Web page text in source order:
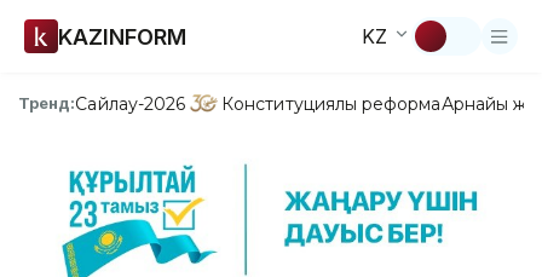
KAZINFORM KZ
Тренд:Сайлау-2026 Конституциялық реформаАрнайы